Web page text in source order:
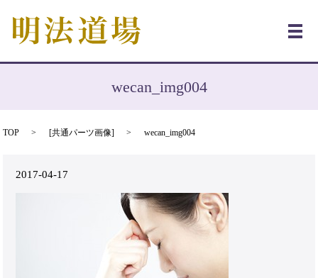
メ
wecan_img004
TOP [共通パーツ画像] wecan_img004
2017-04-17